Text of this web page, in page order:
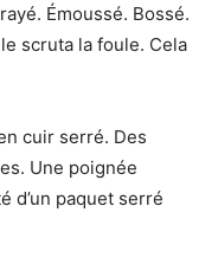
Émoussé. Bossé.
scruta la foule. Cela
cuir serré. Des
Une poignée
d’un paquet serré